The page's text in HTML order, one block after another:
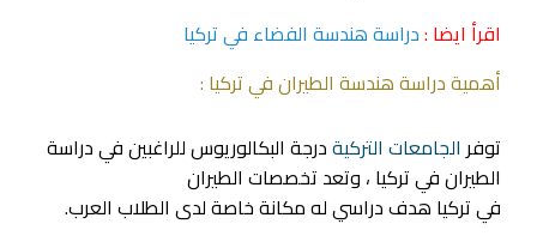
اقرأ ايضا :دراسة هندسة الفضاء في تركيا
أهمية دراسة هندسة الطيران في تركيا :
توفر الجامعات التركيةدرجة البكالوريوس للراغبين في دراسة
الطيران في تركيا ، وتعد تخصصات الطيران
في تركيا هدف دراسي له مكانة خاصة لدى الطلاب العرب.